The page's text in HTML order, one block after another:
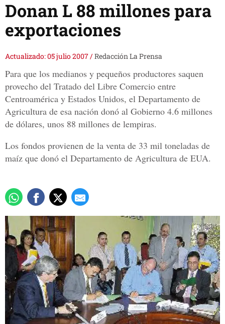
Donan L 88 millones para
exportaciones
Actualizado: 05 julio 2007/Redacción La Prensa
Para que los medianos y pequeños productores saquen
provecho del Tratado del Libre Comercio entre
Centroamérica y Estados Unidos, el Departamento de
Agricultura de esa nación donó al Gobierno 4.6 millones
de dólares, unos 88 millones de lempiras.
Los fondos provienen de la venta de 33 mil toneladas de
maíz que donó el Departamento de Agricultura de EUA.